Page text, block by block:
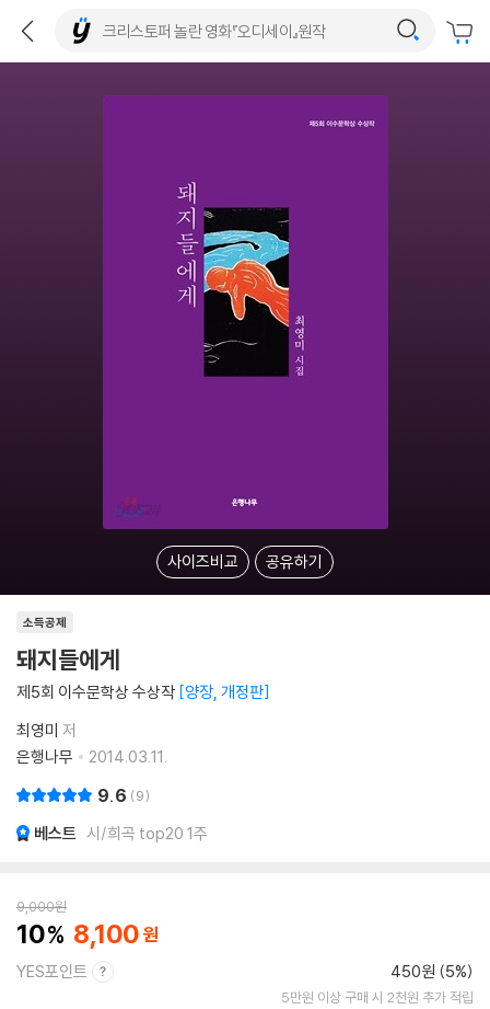
사이즈비교 공유하기
소득공제
돼지들에게
제5회 이수문학상 수상작 양장, 개정판
최영미 저
은행나무
2014.03.11.
9.6 9
베스트 시/희곡 top20 1주
9,000원
10 8,100
YES포인트 450원 (5%)
5만원 이상 구매 시 2천원 추가 적립